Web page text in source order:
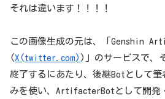
それは違います！！！！
この画像生成の元は、「Genshin
(X(twitter.com) )」のサービスで、
終了するにあたり、後継Botとして筆
みを使い、ArtifacterBotとして開発